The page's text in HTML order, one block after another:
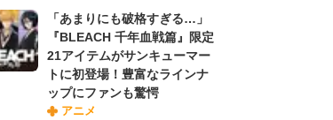
「あまりにも破格すぎる…」
『BLEACH 千年血戦篇』限定
21アイテムがサンキューマー
トに初登場！豊富なラインナ
ップにファンも驚愕
アニメ